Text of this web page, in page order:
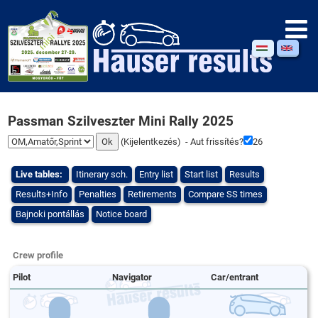
Passman Szilveszter Mini Rally 2025
(Kijelentkezés) - Aut frissítés? 26
Live tables: Itinerary sch. Entry list Start list
Results
Results+Info
Penalties Retirements
Compare SS times
Bajnoki pontállás
Notice board
Crew profile
Pilot Navigator Car/entrant